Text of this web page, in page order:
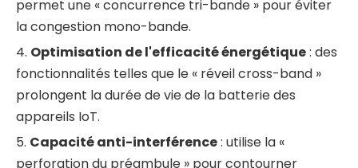
permet une « concurrence tri-bande » pour éviter
la congestion mono-bande.
4. Optimisation de l'efficacité énergétique: des
fonctionnalités telles que le « réveil cross-band »
prolongent la durée de vie de la batterie des
appareils IoT.
5. Capacité anti-interférence: utilise la «
perforation du préambule » pour contourner